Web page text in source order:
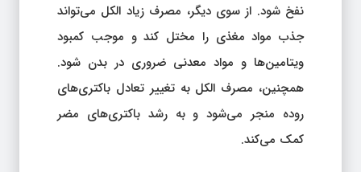
نفخ شود. از سوی دیگر، مصرف زیاد الکل می‌تواند
جذب مواد مغذی را مختل کند و موجب کمبود
ویتامین‌ها و مواد معدنی ضروری در بدن شود.
همچنین، مصرف الکل به تغییر تعادل باکتری‌های
روده منجر می‌شود و به رشد باکتری‌های مضر
کمک می‌کند.